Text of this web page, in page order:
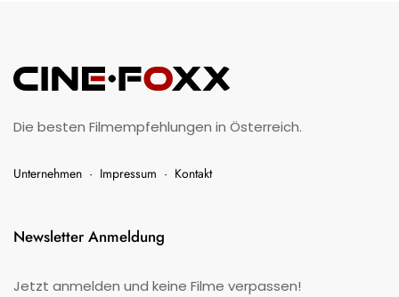
Die besten Filmempfehlungen in Österreich.
Unternehmen · Impressum · Kontakt
Newsletter Anmeldung
Jetzt anmelden und keine Filme verpassen!